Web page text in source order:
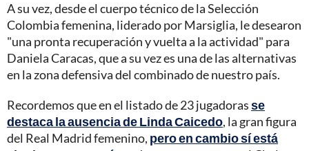
A su vez, desde el cuerpo técnico de la Selección
Colombia femenina, liderado por Marsiglia, le desearon
"una pronta recuperación y vuelta a la actividad" para
Daniela Caracas, que a su vez es una de las alternativas
en la zona defensiva del combinado de nuestro país.
Recordemos que en el listado de 23 jugadorasse
destaca la ausencia de Linda Caicedo, la gran figura
del Real Madrid femenino, pero en cambio sí está